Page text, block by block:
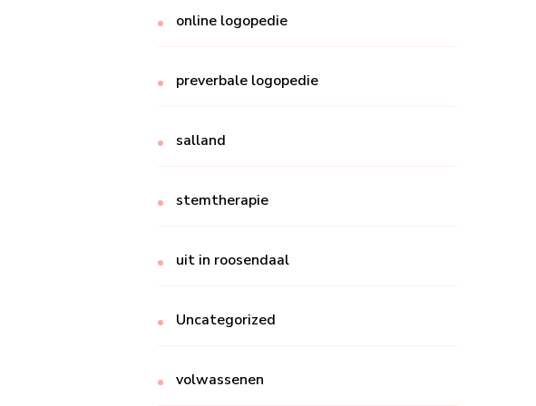
online logopedie
preverbale logopedie
salland
stemtherapie
uit in roosendaal
Uncategorized
volwassenen